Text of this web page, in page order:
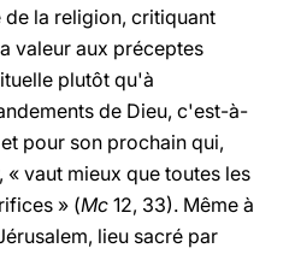
la religion, critiquant
valeur aux préceptes
plutôt qu'à
de Dieu, c'est-à-
pour son prochain qui,
vaut mieux que toutes les
» (Mc 12, 33). Même à
lieu sacré par